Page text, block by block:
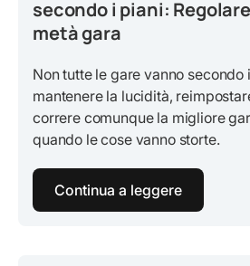
secondo i piani:
metà gara
Non tutte le gare vanno secondo
mantenere la lucidità,
correre comunque la migliore
quando le cose vanno storte.
Continua a leggere